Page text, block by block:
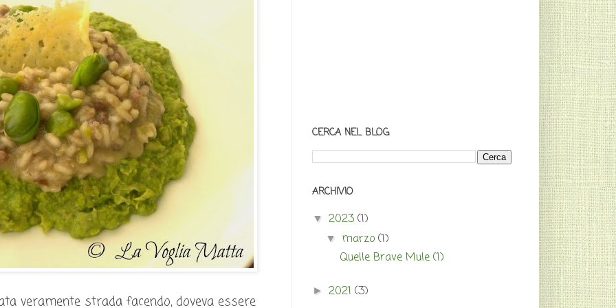
veramente strada facendo, doveva essere
CERCA NEL BLOG
ARCHIVIO
▼ 2023 (1)
▼ marzo(1)
Quelle Brave Mule (1)
► 2021 (3)